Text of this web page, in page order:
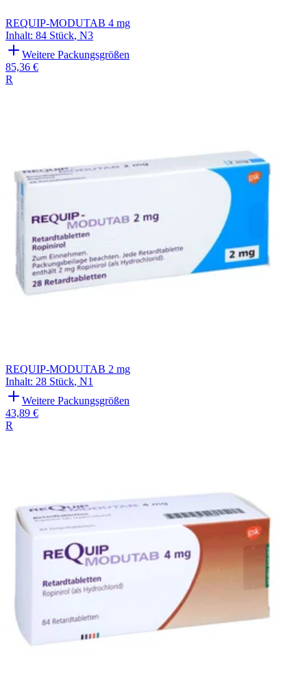
REQUIP-MODUTAB 4 mg
Inhalt: 84 Stück, N3
Weitere Packungsgrößen
85,36 €
R
REQUIP-MODUTAB 2 mg
Inhalt: 28 Stück, N1
Weitere Packungsgrößen
43,89 €
R